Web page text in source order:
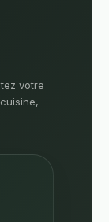
votre